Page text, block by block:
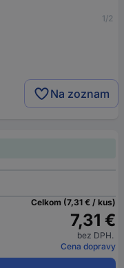
1/2
Na zoznam
Celkom (7,31 € / kus)
7,31 €
bez DPH.
Cena dopravy